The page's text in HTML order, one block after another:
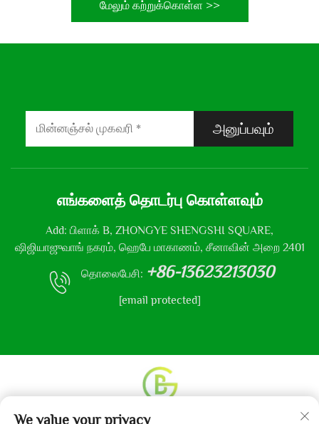
மேலும் கற்றுக்கொள்ள >>
அனுப்பவும்
எங்களைத் தொடர்பு கொள்ளவும்
Add: பிளாக் B, ZHONGYE SHENGSHI SQUARE,
ஷிஜியாஜுவாங் நகரம், ஹெபே மாகாணம், சீனாவின் அறை 2401
தொலைபேசி: +86-13623213030
[email protected]
We value your privacy